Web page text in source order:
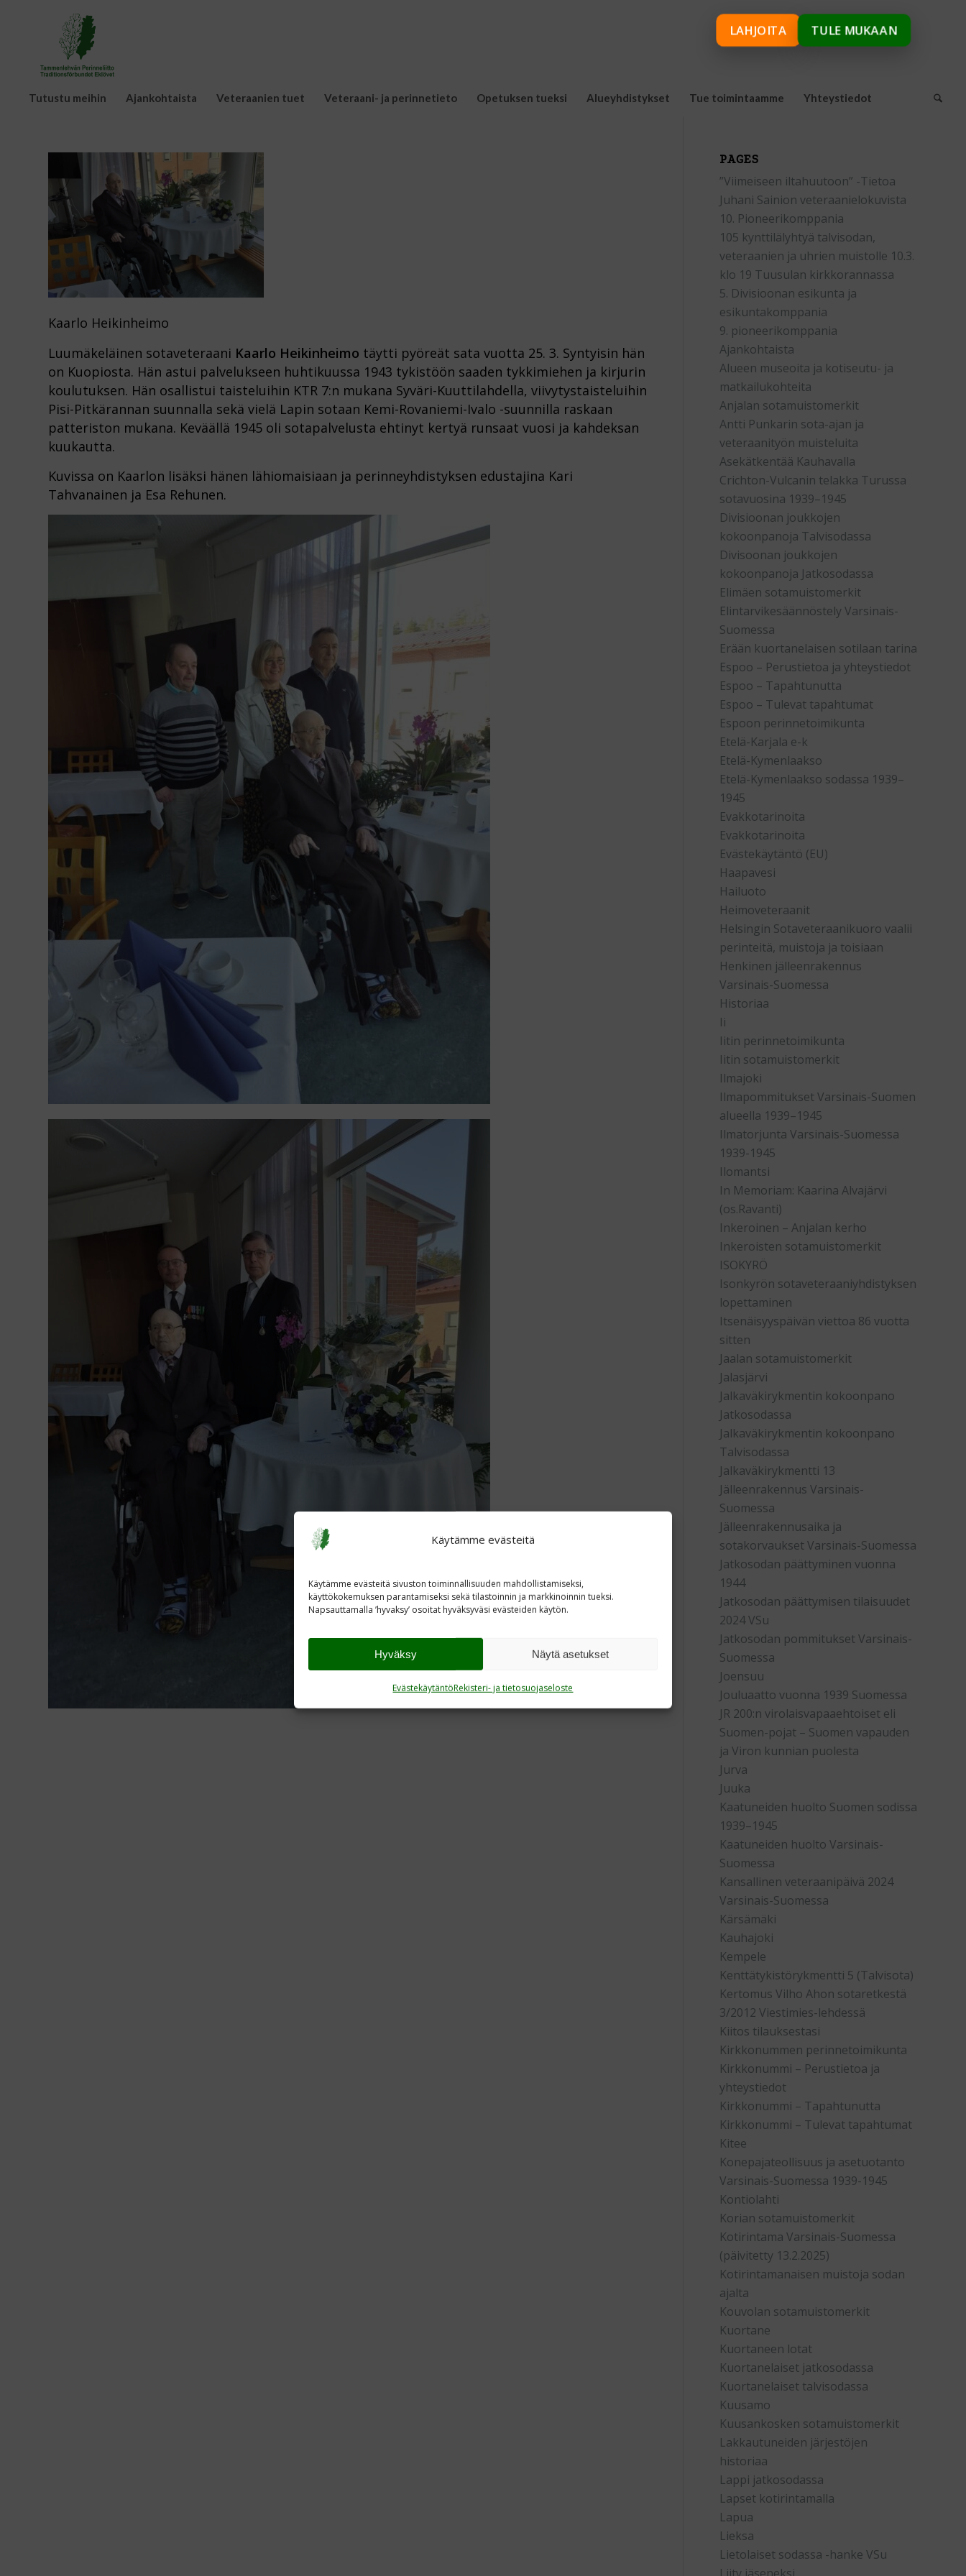
Käytämme evästeitä
Käytämme evästeitä sivuston toiminnallisuuden mahdollistamiseksi,
käyttökokemuksen parantamiseksi sekä tilastoinnin ja markkinoinnin tueksi.
Napsauttamalla ’hyvaksy’ osoitat hyväksyväsi evästeiden käytön.
Hyväksy Näytä asetukset
EvästekäytäntöRekisteri- ja tietosuojaseloste
Tutustu meihin Ajankohtaista Veteraanien tuet Veteraani- ja perinnetieto Opetuksen tueksi Alueyhdistykset Tue toimintaamme Yhteystiedot
Kaarlo Heikinheimo
Luumäkeläinen sotaveteraani Kaarlo Heikinheimo täytti pyöreät sata vuotta 25. 3. Syntyisin hän
on Kuopiosta. Hän astui palvelukseen huhtikuussa 1943 tykistöön saaden tykkimiehen ja kirjurin
koulutuksen. Hän osallistui taisteluihin KTR 7:n mukana Syväri-Kuuttilahdella, viivytystaisteluihin
Pisi-Pitkärannan suunnalla sekä vielä Lapin sotaan Kemi-Rovaniemi-Ivalo -suunnilla raskaan
patteriston mukana. Keväällä 1945 oli sotapalvelusta ehtinyt kertyä runsaat vuosi ja kahdeksan
kuukautta.
Kuvissa on Kaarlon lisäksi hänen lähiomaisiaan ja perinneyhdistyksen edustajina Kari
Tahvanainen ja Esa Rehunen.
PAGES
”Viimeiseen iltahuutoon” -Tietoa
Juhani Sainion veteraanielokuvista
10. Pioneerikomppania
105 kynttilälyhtyä talvisodan,
veteraanien ja uhrien muistolle 10.3.
klo 19 Tuusulan kirkkorannassa
5. Divisioonan esikunta ja
esikuntakomppania
9. pioneerikomppania
Ajankohtaista
Alueen museoita ja kotiseutu- ja
matkailukohteita
Anjalan sotamuistomerkit
Antti Punkarin sota-ajan ja
veteraanityön muisteluita
Asekätkentää Kauhavalla
Crichton-Vulcanin telakka Turussa
sotavuosina 1939–1945
Divisioonan joukkojen
kokoonpanoja Talvisodassa
Divisoonan joukkojen
kokoonpanoja Jatkosodassa
Elimäen sotamuistomerkit
Elintarvikesäännöstely Varsinais-
Suomessa
Erään kuortanelaisen sotilaan tarina
Espoo – Perustietoa ja yhteystiedot
Espoo – Tapahtunutta
Espoo – Tulevat tapahtumat
Espoon perinnetoimikunta
Etelä-Karjala e-k
Etelä-Kymenlaakso
Etelä-Kymenlaakso sodassa 1939–
1945
Evakkotarinoita
Evakkotarinoita
Evästekäytäntö (EU)
Haapavesi
Hailuoto
Heimoveteraanit
Helsingin Sotaveteraanikuoro vaalii
perinteitä, muistoja ja toisiaan
Henkinen jälleenrakennus
Varsinais-Suomessa
Historiaa
Ii
Iitin perinnetoimikunta
Iitin sotamuistomerkit
Ilmajoki
Ilmapommitukset Varsinais-Suomen
alueella 1939–1945
Ilmatorjunta Varsinais-Suomessa
1939-1945
Ilomantsi
In Memoriam: Kaarina Alvajärvi
(os.Ravanti)
Inkeroinen – Anjalan kerho
Inkeroisten sotamuistomerkit
ISOKYRÖ
Isonkyrön sotaveteraaniyhdistyksen
lopettaminen
Itsenäisyyspäivän viettoa 86 vuotta
sitten
Jaalan sotamuistomerkit
Jalasjärvi
Jalkaväkirykmentin kokoonpano
Jatkosodassa
Jalkaväkirykmentin kokoonpano
Talvisodassa
Jalkaväkirykmentti 13
Jälleenrakennus Varsinais-
Suomessa
Jälleenrakennusaika ja
sotakorvaukset Varsinais-Suomessa
Jatkosodan päättyminen vuonna
1944
Jatkosodan päättymisen tilaisuudet
2024 VSu
Jatkosodan pommitukset Varsinais-
Suomessa
Joensuu
Jouluaatto vuonna 1939 Suomessa
JR 200:n virolaisvapaaehtoiset eli
Suomen-pojat – Suomen vapauden
ja Viron kunnian puolesta
Jurva
Juuka
Kaatuneiden huolto Suomen sodissa
1939–1945
Kaatuneiden huolto Varsinais-
Suomessa
Kansallinen veteraanipäivä 2024
Varsinais-Suomessa
Kärsämäki
Kauhajoki
Kempele
Kenttätykistörykmentti 5 (Talvisota)
Kertomus Vilho Ahon sotaretkestä
3/2012 Viestimies-lehdessä
Kiitos tilauksestasi
Kirkkonummen perinnetoimikunta
Kirkkonummi – Perustietoa ja
yhteystiedot
Kirkkonummi – Tapahtunutta
Kirkkonummi – Tulevat tapahtumat
Kitee
Konepajateollisuus ja asetuotanto
Varsinais-Suomessa 1939-1945
Kontiolahti
Korian sotamuistomerkit
Kotirintama Varsinais-Suomessa
(päivitetty 13.2.2025)
Kotirintamanaisen muistoja sodan
ajalta
Kouvolan sotamuistomerkit
Kuortane
Kuortaneen lotat
Kuortanelaiset jatkosodassa
Kuortanelaiset talvisodassa
Kuusamo
Kuusankosken sotamuistomerkit
Lakkautuneiden järjestöjen
historiaa
Lappi jatkosodassa
Lapset kotirintamalla
Lapua
Lieksa
Lietolaiset sodassa -hanke VSu
LAHJOITA TULE MUKAAN